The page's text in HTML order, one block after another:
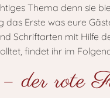
Thema denn sie
Erste was eure
Schriftarten mit Hilfe
findet ihr im
der rote